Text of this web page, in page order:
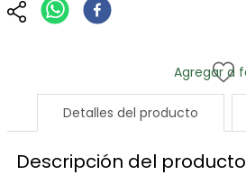
Detalles del producto
Descripción del producto